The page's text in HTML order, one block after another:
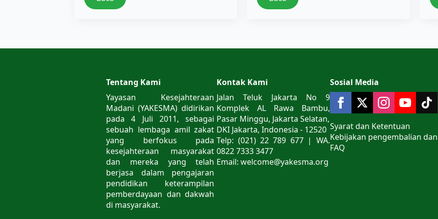
Tentang Kami
Yayasan Kesejahteraan
Madani (YAKESMA) didirikan
pada 4 Juli 2011, sebagai
sebuah lembaga amil zakat
yang berfokus pada
kesejahteraan masyarakat
dan mereka yang telah
berjasa dalam pengajaran
pendidikan keterampilan
pemberdayaan dan dakwah
di masyarakat.
Kontak Kami
Jalan Teluk Jakarta No 9
Komplek AL Rawa Bambu,
Pasar Minggu, Jakarta Selatan,
DKI Jakarta, Indonesia - 12520
Telp: (021) 22 789 677 | WA.
0822 7333 3477
Email: welcome@yakesma.org
Sosial Media
Syarat dan Ketentuan
Kebijakan pengembalian
FAQ